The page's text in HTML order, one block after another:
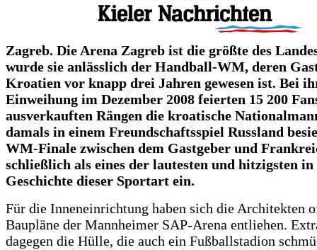
Zagreb. Die Arena Zagreb ist die größte des
wurde sie anlässlich der Handball-WM, deren
Kroatien vor knapp drei Jahren gewesen ist. Bei
Einweihung im Dezember 2008 feierten 15 200
ausverkauften Rängen die kroatische
damals in einem Freundschaftsspiel Russland
WM-Finale zwischen dem Gastgeber und
schließlich als eines der lautesten und hitzigsten in
Geschichte dieser Sportart ein.
Für die Inneneinrichtung haben sich die Architekten
Baupläne der Mannheimer SAP-Arena entliehen.
dagegen die Hülle, die auch ein Fußballstadion